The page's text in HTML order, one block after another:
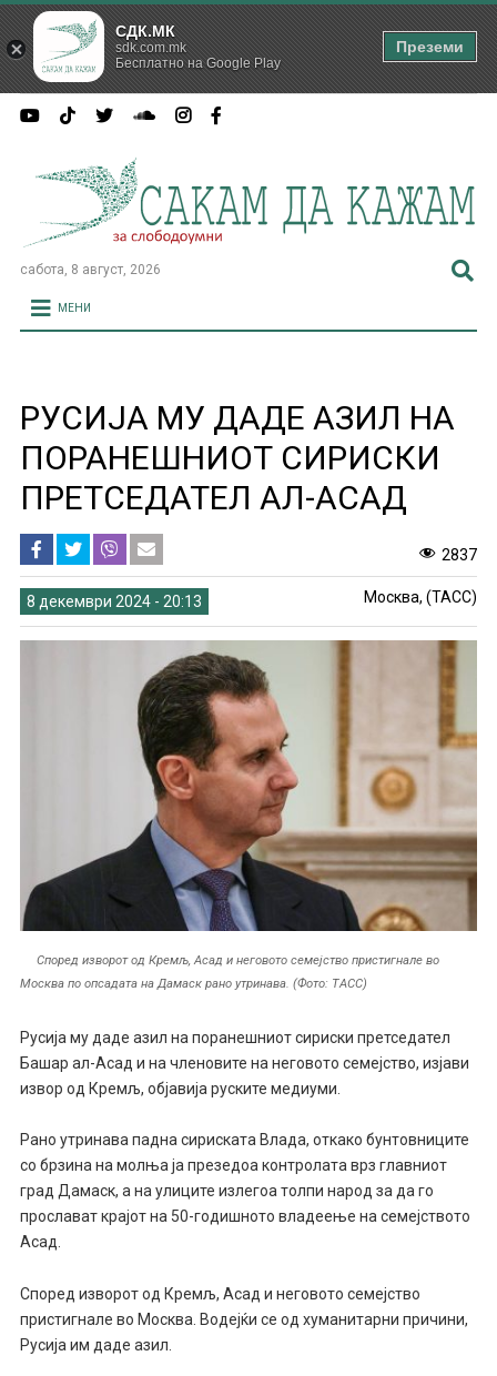
сабота, 8 август, 2026
МЕНИ
РУСИЈА МУ ДАДЕ АЗИЛ НА
ПОРАНЕШНИОТ СИРИСКИ
ПРЕТСЕДАТЕЛ АЛ-АСАД
2837
8 декември 2024 - 20:13 Москва, (ТАСС)
Според изворот од Кремљ, Асад и неговото семејство пристигнале во
Москва по опсадата на Дамаск рано утринава. (Фото: ТАСС)
Русија му даде азил на поранешниот сириски претседател
Башар ал-Асад и на членовите на неговото семејство, изјави
извор од Кремљ, објавија руските медиуми.
Рано утринава падна сириската Влада, откако бунтовниците
со брзина на молња ја презедоа контролата врз главниот
град Дамаск, а на улиците излегоа толпи народ за да го
прослават крајот на 50-годишното владеење на семејството
Асад.
Според изворот од Кремљ, Асад и неговото семејство
пристигнале во Москва. Водејќи се од хуманитарни причини,
Русија им даде азил.
СДК.МК
sdk.com.mk
Бесплатно на Google Play
Преземи